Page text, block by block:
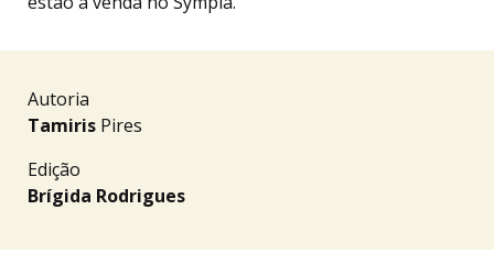
Autoria
Tamiris Pires
Edição
Brígida Rodrigues